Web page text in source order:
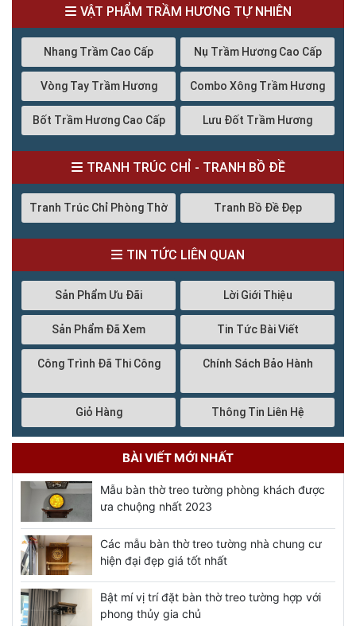
VẬT PHẨM TRẦM HƯƠNG TỰ NHIÊN
Nhang Trầm Cao Cấp Nụ Trầm Hương Cao Cấp
Vòng Tay Trầm Hương Combo Xông Trầm Hương
Bốt Trầm Hương Cao Cấp Lưu Đốt Trầm Hương
TRANH TRÚC CHỈ - TRANH BỒ ĐỀ
Tranh Trúc Chỉ Phòng Thờ Tranh Bồ Đề Đẹp
TIN TỨC LIÊN QUAN
Sản Phẩm Ưu Đãi Lời Giới Thiệu
Sản Phẩm Đã Xem Tin Tức Bài Viết
Công Trình Đã Thi Công Chính Sách Bảo Hành
Giỏ Hàng Thông Tin Liên Hệ
BÀI VIẾT MỚI NHẤT
Mẫu bàn thờ treo tường phòng khách được
ưa chuộng nhất 2023
Các mẫu bàn thờ treo tường nhà chung cư
hiện đại đẹp giá tốt nhất
Bật mí vị trí đặt bàn thờ treo tường hợp với
phong thủy gia chủ